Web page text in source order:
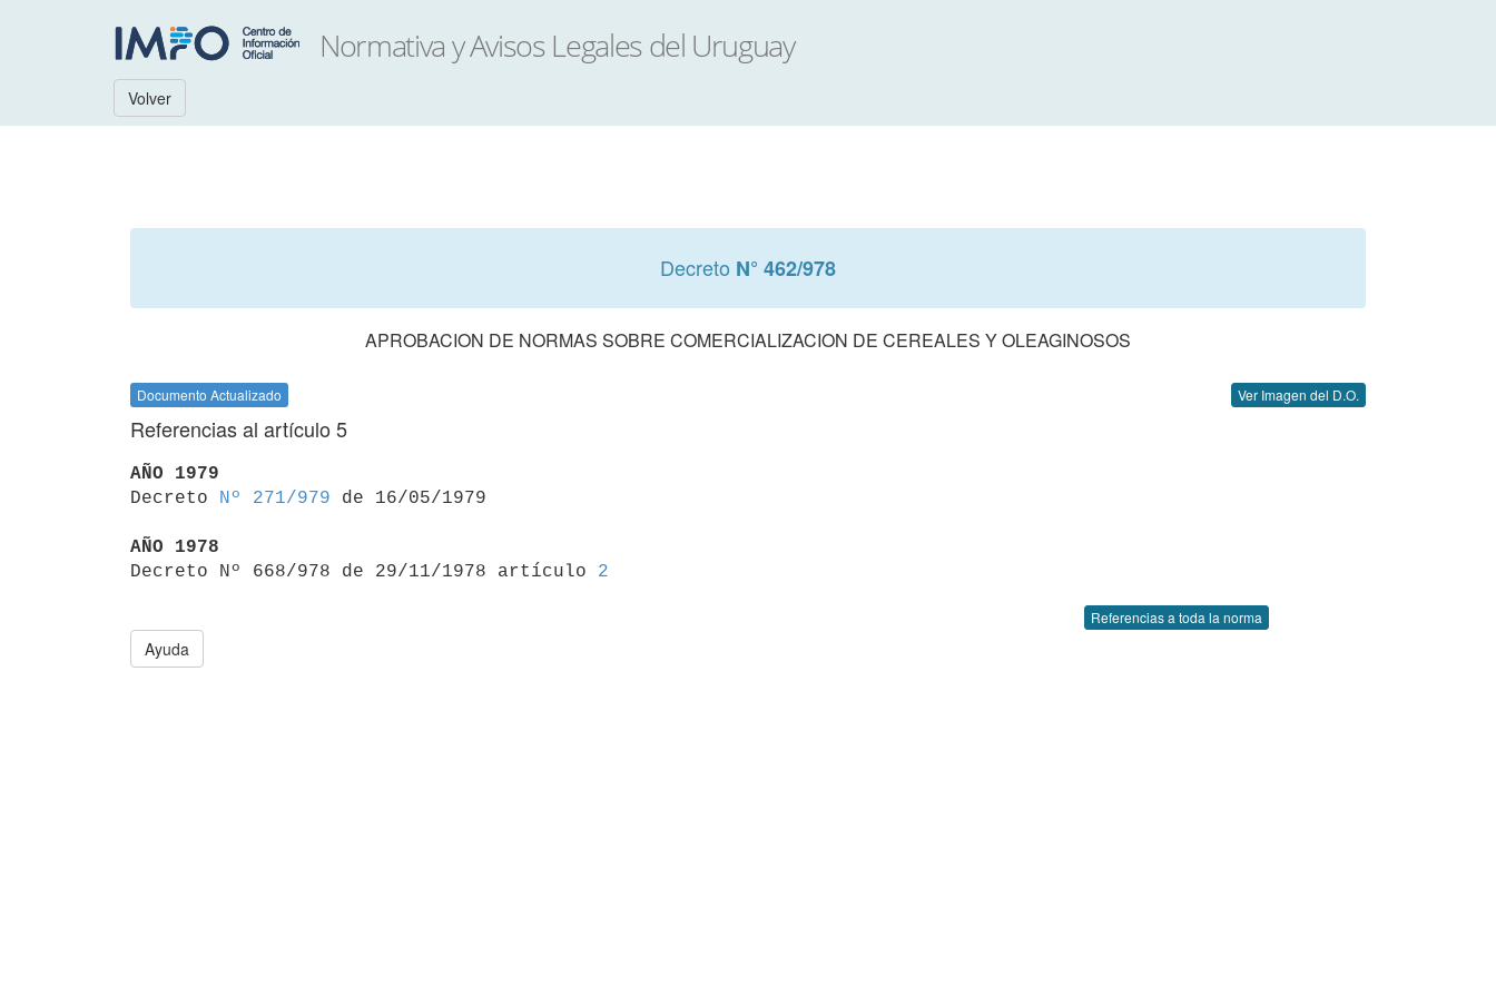
Volver
Decreto N° 462/978
APROBACION DE NORMAS SOBRE COMERCIALIZACION DE CEREALES Y OLEAGINOSOS
Documento Actualizado Ver Imagen del D.O.
Referencias al artículo 5
AÑO 1979
Decreto
Nº 271/979 de 16/05/1979
AÑO 1978
Decreto Nº 668/978 de 29/11/1978 artículo 2
Referencias a toda la norma
Ayuda